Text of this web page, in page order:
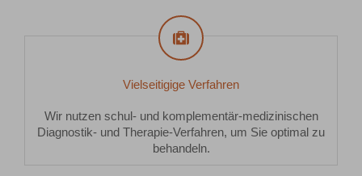
Vielseitigige Verfahren
Wir nutzen schul- und komplementär-medizinischen
Diagnostik- und Therapie-Verfahren, um Sie optimal zu
behandeln.